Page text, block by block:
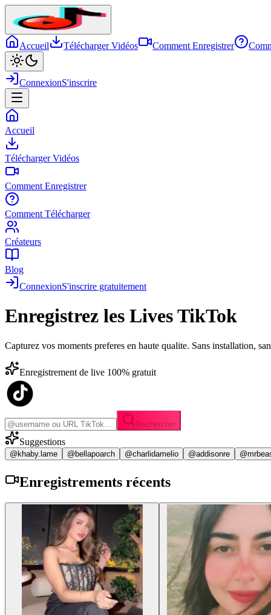
Accueil Télécharger Vidéos Comment Enregistrer
ConnexionS'inscrire
Accueil
Télécharger Vidéos
Comment Enregistrer
Comment Télécharger
Créateurs
Blog
ConnexionS'inscrire gratuitement
Enregistrez les Lives TikTok
Capturez vos moments preferes en haute qualite. Sans installation,
Enregistrement de live 100% gratuit
Rechercher
Suggestions
@khaby.lame @bellapoarch @charlidamelio @addisonre
Enregistrements récents